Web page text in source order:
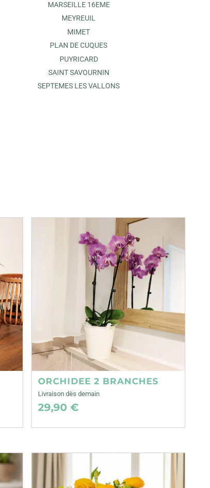
MARSEILLE 16EME
MEYREUIL
MIMET
PLAN DE CUQUES
PUYRICARD
SAINT SAVOURNIN
SEPTEMES LES VALLONS
ORCHIDEE 2 BRANCHES
Livraison dès demain
29,90 €